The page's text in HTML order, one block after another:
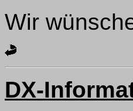
Wir
DX-